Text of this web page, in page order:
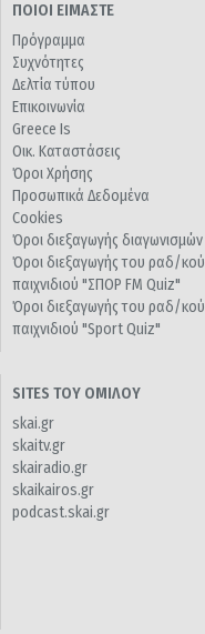
ΠΟΙΟΙ ΕΙΜΑΣΤΕ
Πρόγραμμα
Συχνότητες
Δελτία τύπου
Επικοινωνία
Greece Is
Οικ. Καταστάσεις
Όροι Χρήσης
Προσωπικά Δεδομένα
Cookies
Όροι διεξαγωγής διαγωνισμών
Όροι διεξαγωγής του ραδ/κού
παιχνιδιού "ΣΠΟΡ FM Quiz"
Όροι διεξαγωγής του ραδ/κού
παιχνιδιού "Sport Quiz"
SITES ΤΟΥ ΟΜΙΛΟΥ
skai.gr
skaitv.gr
skairadio.gr
skaikairos.gr
podcast.skai.gr